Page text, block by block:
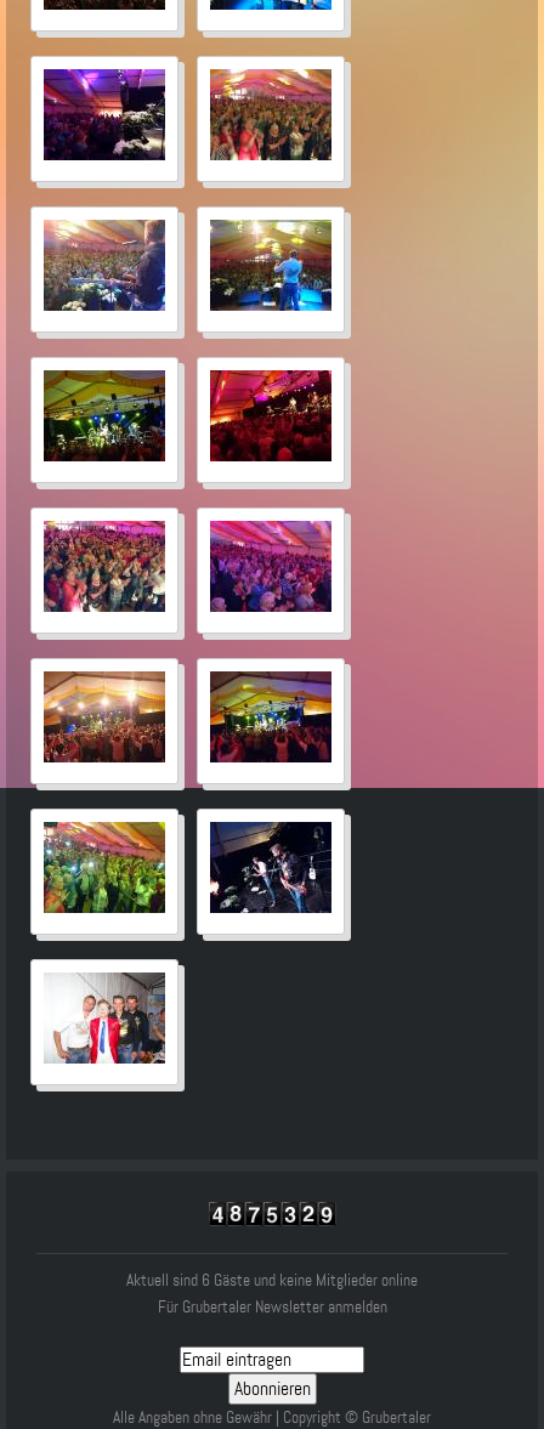
Aktuell sind 6 Gäste und keine Mitglieder online
Für Grubertaler Newsletter anmelden
Alle Angaben ohne Gewähr | Copyright © Grubertaler